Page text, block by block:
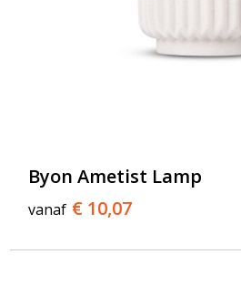
Byon Ametist Lamp
vanaf € 10,07